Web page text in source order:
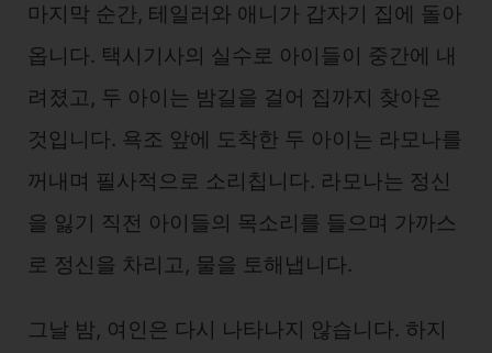
마지막 순간, 테일러와 애니가 갑자기 집에 돌아
옵니다. 택시기사의 실수로 아이들이 중간에 내
려졌고, 두 아이는 밤길을 걸어 집까지 찾아온
것입니다. 욕조 앞에 도착한 두 아이는 라모나를
꺼내며 필사적으로 소리칩니다. 라모나는 정신
을 잃기 직전 아이들의 목소리를 들으며 가까스
로 정신을 차리고, 물을 토해냅니다.
그날 밤, 여인은 다시 나타나지 않습니다. 하지